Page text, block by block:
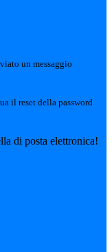
un messaggio
il reset della password
di posta elettronica!